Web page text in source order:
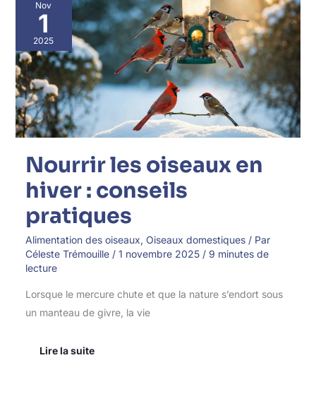
Nov
1
2025
Nourrir les oiseaux en
hiver : conseils
pratiques
Alimentation des oiseaux, Oiseaux domestiques/ Par
Céleste Trémouille / 1 novembre 2025 / 9 minutes de
lecture
Lorsque le mercure chute et que la nature s’endort sous
un manteau de givre, la vie
les
oiseaux
en
hiver
:
conseils
pratiques
Lire la suite